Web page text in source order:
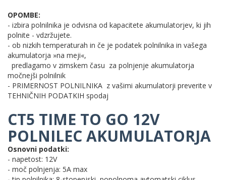
OPOMBE:
- izbira polnilnika je odvisna od kapacitete akumulatorjev, ki jih
polnite - vdzržujete.
- ob nizkih temperaturah in če je podatek polnilnika in vašega
akumulatorja »na meji«,
predlagamo v zimskem času za polnjenje akumulatorja
močnejši polnilnik
- PRIMERNOST POLNILNIKA z vašimi akumulatorji preverite v
TEHNIČNIH PODATKIH spodaj
CT5 TIME TO GO 12V
POLNILEC AKUMULATORJA
Osnovni podatki:
- napetost: 12V
- moč polnjenja: 5A max